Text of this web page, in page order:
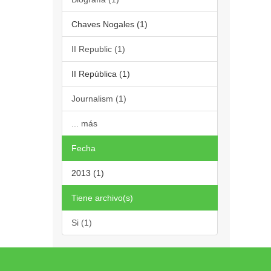
Chaves Nogales (1)
II Republic (1)
II República (1)
Journalism (1)
... más
Fecha
2013 (1)
Tiene archivo(s)
Si (1)